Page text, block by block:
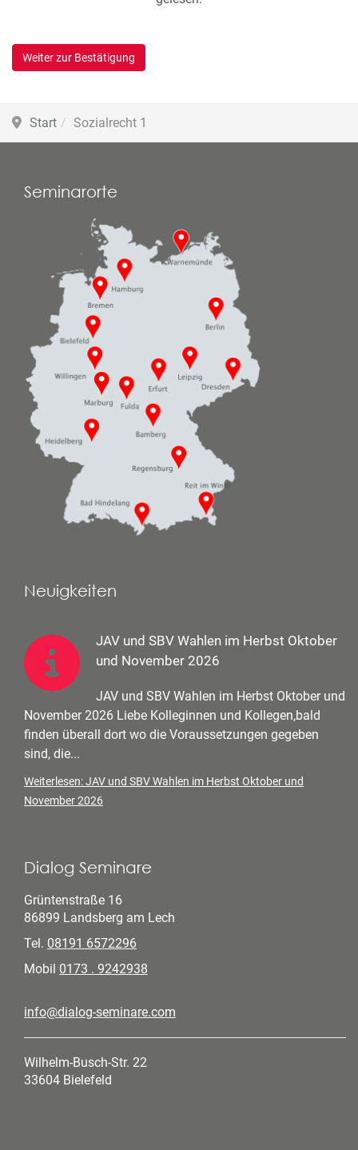
Weiter zur Bestätigung
Start Sozialrecht 1
Seminarorte
Neuigkeiten
JAV und SBV Wahlen im Herbst Oktober
und November 2026
JAV und SBV Wahlen im Herbst Oktober und
November 2026 Liebe Kolleginnen und Kollegen,bald
finden überall dort wo die Voraussetzungen gegeben
sind, die...
Weiterlesen: JAV und SBV Wahlen im Herbst Oktober und
November 2026
Dialog Seminare
Grüntenstraße 16
86899 Landsberg am Lech
Tel. 08191 6572296
Mobil 0173 . 9242938
info@dialog-seminare.com
Wilhelm-Busch-Str. 22
33604 Bielefeld